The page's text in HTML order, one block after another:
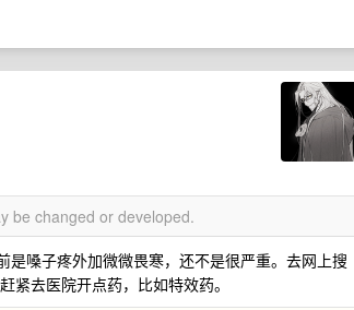
be changed or developed.
嗓子疼外加微微畏寒，还不是很严重。去网上搜
紧去医院开点药，比如特效药。